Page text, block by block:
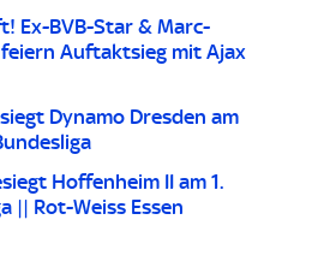
Ex-BVB-Star & Marc-
Auftaktsieg mit Ajax
Dynamo Dresden am
Hoffenheim II am 1.
|| Rot-Weiss Essen